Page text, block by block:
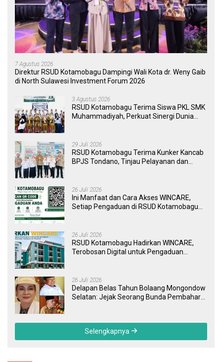
7 Agustus 2026
Direktur RSUD Kotamobagu Dampingi Wali Kota dr. Weny Gaib
di North Sulawesi Investment Forum 2026
3 Agustus 2026
RSUD Kotamobagu Terima Siswa PKL SMK
Muhammadiyah, Perkuat Sinergi Dunia
29 Juli 2026
RSUD Kotamobagu Terima Kunker Kancab
BPJS Tondano, Tinjau Pelayanan dan
26 Juli 2026
Ini Manfaat dan Cara Akses WINCARE,
Setiap Pengaduan di RSUD Kotamobagu
26 Juli 2026
RSUD Kotamobagu Hadirkan WINCARE,
Terobosan Digital untuk Pengaduan
26 Juli 2026
Delapan Belas Tahun Bolaang Mongondow
Selatan: Jejak Seorang Bunda Pembaharu
Selengkapnya